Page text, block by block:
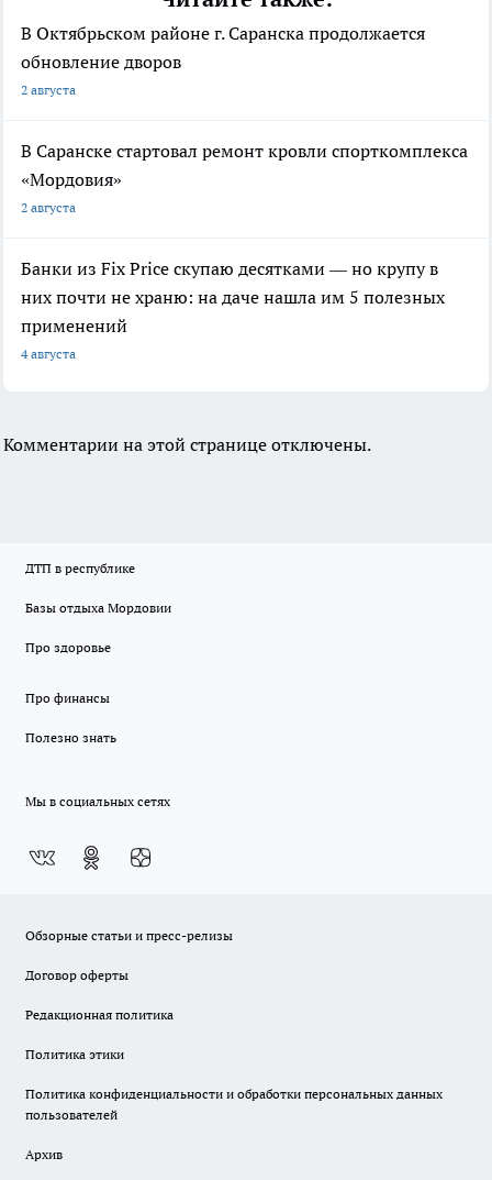
В Октябрьском районе г. Саранска продолжается
обновление дворов
2 августа
В Саранске стартовал ремонт кровли спорткомплекса
«Мордовия»
2 августа
Банки из Fix Price скупаю десятками — но крупу в
них почти не храню: на даче нашла им 5 полезных
применений
4 августа
Комментарии на этой странице отключены.
ДТП в республике
Базы отдыха Мордовии
Про здоровье
Про финансы
Полезно знать
Мы в социальных сетях
Обзорные статьи и пресс-релизы
Договор оферты
Редакционная политика
Политика этики
Политика конфиденциальности и обработки персональных данных
пользователей
Архив